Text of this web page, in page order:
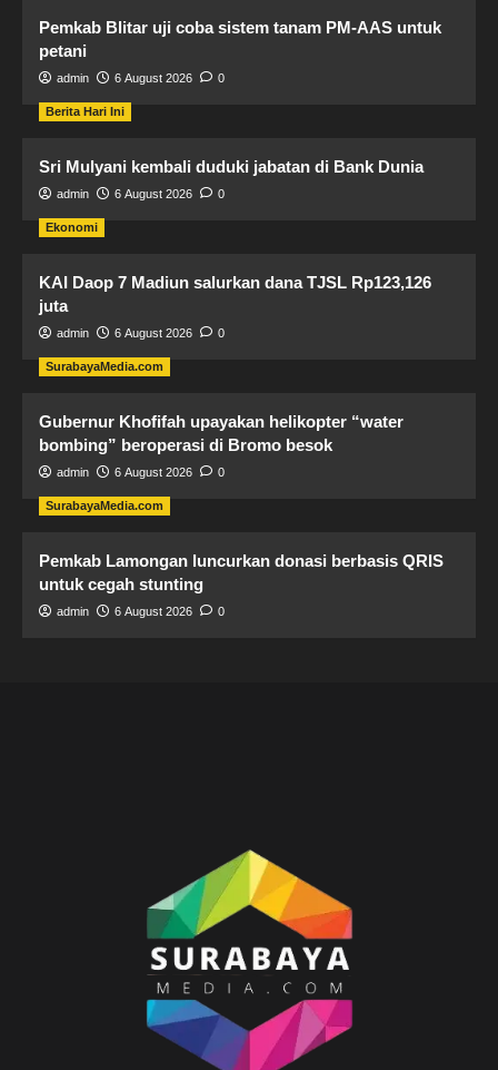
Pemkab Blitar uji coba sistem tanam PM-AAS untuk
petani
admin 6 August 2026 0
Berita Hari Ini
Sri Mulyani kembali duduki jabatan di Bank Dunia
admin 6 August 2026 0
Ekonomi
KAI Daop 7 Madiun salurkan dana TJSL Rp123,126
juta
admin 6 August 2026 0
SurabayaMedia.com
Gubernur Khofifah upayakan helikopter “water
bombing” beroperasi di Bromo besok
admin 6 August 2026 0
SurabayaMedia.com
Pemkab Lamongan luncurkan donasi berbasis QRIS
untuk cegah stunting
admin 6 August 2026 0